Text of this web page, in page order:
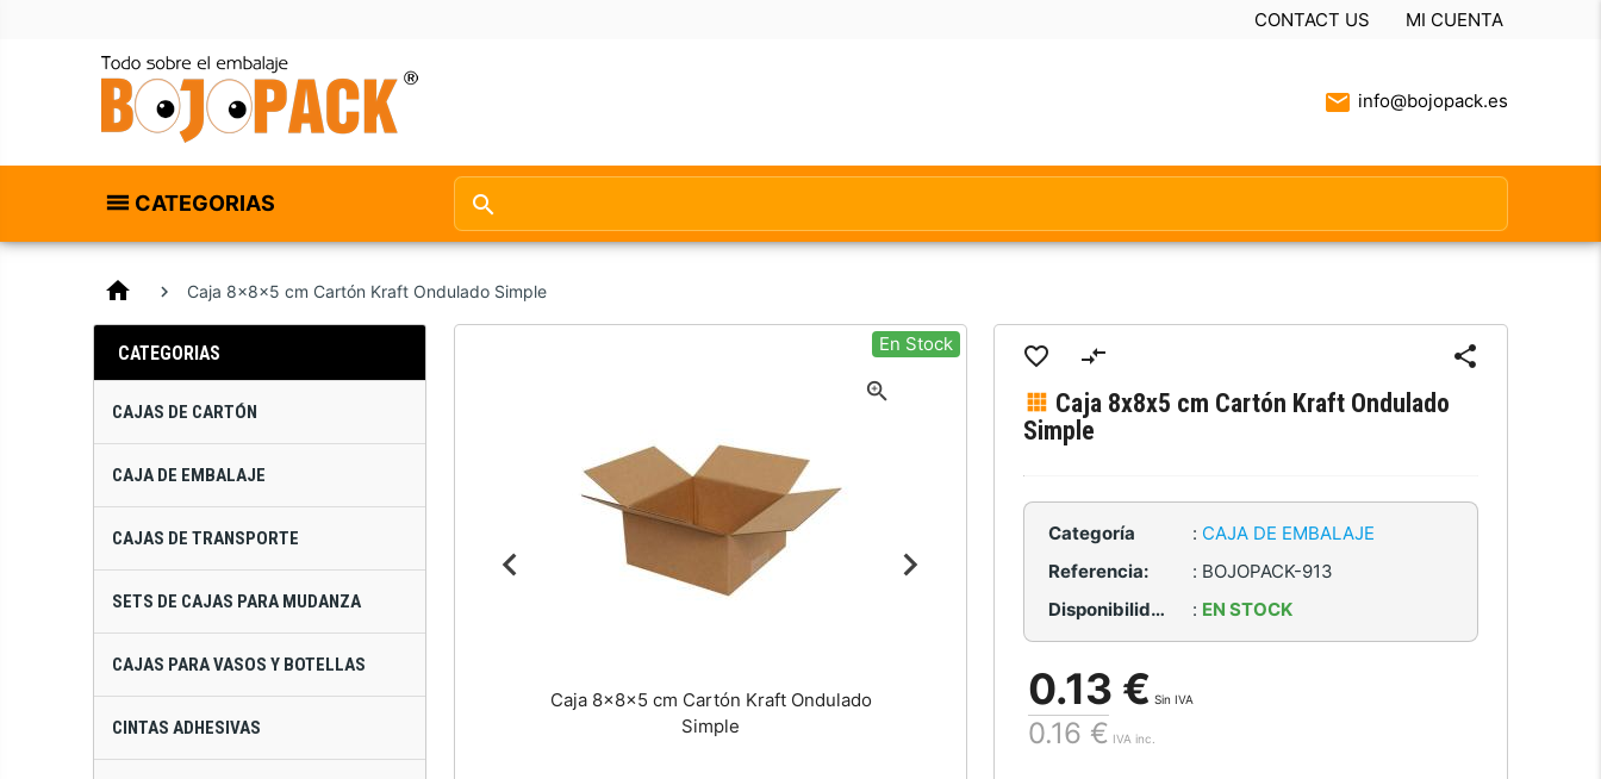
CONTACT US MI CUENTA
info@bojopack.es
CATEGORIAS
home Caja 8x8x5 cm Cartón Kraft Ondulado Simple
CATEGORIAS
CAJAS DE CARTÓN
CAJA DE EMBALAJE
CAJAS DE TRANSPORTE
SETS DE CAJAS PARA MUDANZA
CAJAS PARA VASOS Y BOTELLAS
CINTAS ADHESIVAS
En Stock
Caja 8x8x5 cm Cartón Kraft Ondulado
Simple
Caja 8x8x5 cm Cartón Kraft Ondulado
Simple
Categoría : CAJA DE EMBALAJE
Referencia:
: BOJOPACK-913
Disponibilidad:
: EN STOCK
0.13 € Sin IVA
0.16 € IVA inc.